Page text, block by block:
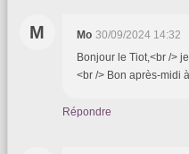
M Mo 30/09/2024 14:32
Bonjour le Tiot,<br />
<br /> Bon après-midi
Répondre